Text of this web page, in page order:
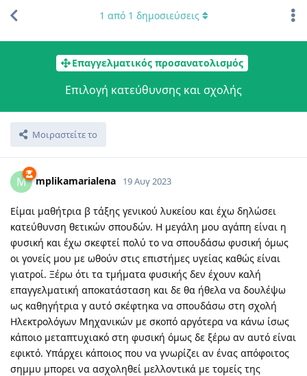
Επαγγελματικός προσανατολισμός
Επιλογή κατεύθυνσης και σχολής
Μοιραστείτε το
1 από 1 δημοσιεύσεις
M mplikamarialena 19 Αυγ 2023
Είμαι μαθήτρια β τάξης γενικού λυκείου και έχω δηλώσει
κατεύθυνση θετικών σπουδών. Η μεγάλη μου αγάπη είναι η
φυσική και έχω σκεφτεί πολύ το να σπουδάσω φυσική όμως
οι γονείς μου με ωθούν στις επιστήμες υγείας καθώς είναι
γιατροί. Ξέρω ότι τα τμήματα φυσικής δεν έχουν καλή
επαγγελματική αποκατάσταση και δε θα ήθελα να δουλέψω
ως καθηγήτρια γ αυτό σκέφτηκα να σπουδάσω στη σχολή
Ηλεκτρολόγων Μηχανικών με σκοπό αργότερα να κάνω ίσως
κάποιο μεταπτυχιακό στη φυσική όμως δε ξέρω αν αυτό είναι
εφικτό. Υπάρχει κάποιος που να γνωρίζει αν ένας απόφοιτος
σημμυ μπορει να ασχοληθεί μελλοντικά με τομείς της